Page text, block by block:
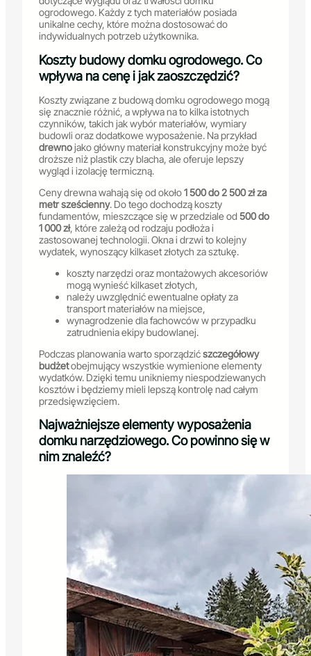
ogrodowego. Każdy z tych materiałów posiada
unikalne cechy, które można dostosować do
indywidualnych potrzeb użytkownika.
Koszty budowy domku ogrodowego. Co
wpływa na cenę i jak zaoszczędzić?
Koszty związane z budową domku ogrodowego mogą
się znacznie różnić, a wpływa na to kilka istotnych
czynników, takich jak wybór materiałów, wymiary
budowli oraz dodatkowe wyposażenie. Na przykład
drewnojako główny materiał konstrukcyjny może być
droższe niż plastik czy blacha, ale oferuje lepszy
wygląd i izolację termiczną.
Ceny drewna wahają się od około1 500 do 2 500 zł za
metr sześcienny. Do tego dochodzą koszty
fundamentów, mieszczące się w przedziale od500 do
1 000 zł, które zależą od rodzaju podłoża i
zastosowanej technologii. Okna i drzwi to kolejny
wydatek, wynoszący kilkaset złotych za sztukę.
koszty narzędzi oraz montażowych akcesoriów
mogą wynieść kilkaset złotych,
należy uwzględnić ewentualne opłaty za
transport materiałów na miejsce,
wynagrodzenie dla fachowców w przypadku
zatrudnienia ekipy budowlanej.
Podczas planowania warto sporządzićszczegółowy
budżetobejmujący wszystkie wymienione elementy
wydatków. Dzięki temu unikniemy niespodziewanych
kosztów i będziemy mieli lepszą kontrolę nad całym
przedsięwzięciem.
Najważniejsze elementy wyposażenia
domku narzędziowego. Co powinno się w
nim znaleźć?